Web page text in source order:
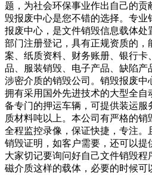
题，为社会环保事业作出自己的贡
毁报废中心是您不错的选择。专
报废中心，是文件销毁信息载体处
部门注册登记，具有正规资质的，
案、纸质资料、财务账册、银行卡
品、服装销毁、电子产品、缺陷
涉密介质的销毁公司。销毁报废中
拥有采用国外先进技术的大型全
备专门的押运车辆，可提供装运服
质材料吨以上。本公司有严格的
全程监控录像，保证快捷，专注
销毁证明，如客户需要，还可以提
大家切记要询问好自己文件销毁
磁介质这样的载体，必要的时候可